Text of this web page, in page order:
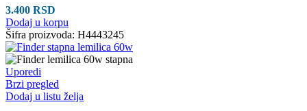
3.400 RSD
Dodaj u korpu
Šifra proizvoda: H4443245
Uporedi
Brzi pregled
Dodaj u listu želja